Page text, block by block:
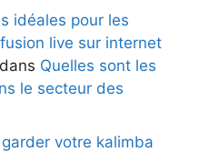
idéales pour les
live sur internet
dans Quelles sont les
le secteur des
votre kalimba